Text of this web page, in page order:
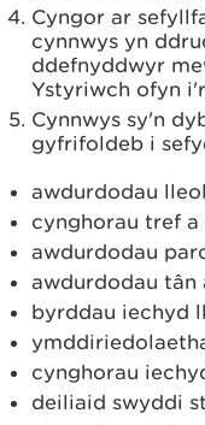
Cyngor ar
cynnwys yn
ddefnyddwyr
Ystyriwch ofyn
Cynnwys sy'n
gyfrifoldeb i
awdurdodau lleol
cynghorau tref a
awdurdodau
awdurdodau tân
byrddau iechyd
cynghorau
deiliaid swyddi